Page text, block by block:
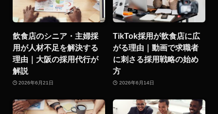
飲食店のシニア・主婦採
用が人材不足を解決する
理由｜大阪の採用代行が
解説
2026年6月21日
TikTok採用が飲食店に広
がる理由｜動画で求職者
に刺さる採用戦略の始め
方
2026年6月14日